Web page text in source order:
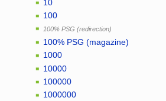
10
100
100% PSG
100% PSG (magazine)
1000
10000
100000
1000000